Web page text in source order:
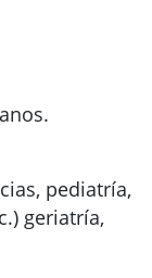
pediatría,
geriatría,